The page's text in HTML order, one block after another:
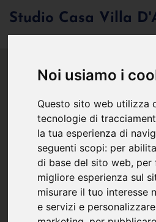
Noi usiamo i
Questo sito web utilizza
tecnologie di
la tua esperienza di
seguenti scopi: per
di base del sito web, per
migliore esperienza sul
misurare il tuo interesse
e servizi e
Studio Casa Villa